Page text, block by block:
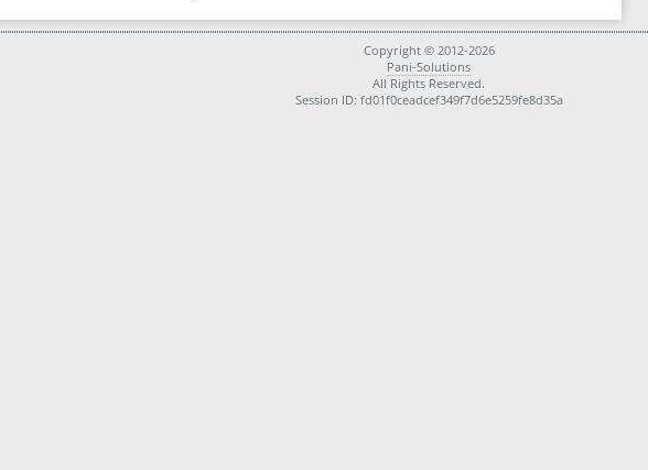
Copyright © 2012-2026
Pani-Solutions
All Rights Reserved.
Session ID: fd01f0ceadcef349f7d6e5259fe8d35a